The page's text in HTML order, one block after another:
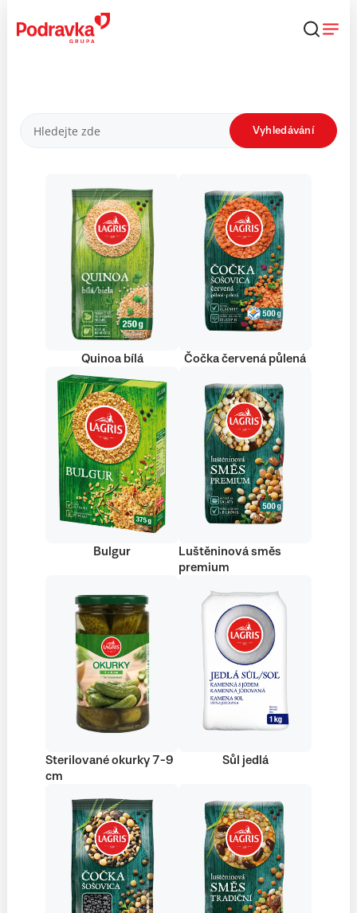
obsahu
Produkty Vyhledávání
Quinoa bílá Čočka červená půlená
Bulgur
Luštěninová směs
premium
Sterilované okurky 7-9
cm
Sůl jedlá